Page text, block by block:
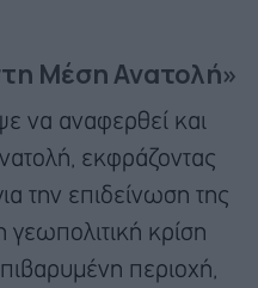
Μέση Ανατολή»
να αναφερθεί και
εκφράζοντας
την επιδείνωση της
κρίση
περιοχή,